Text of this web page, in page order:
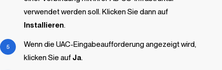
verwendet werden soll. Klicken Sie dann auf
Installieren.
Wenn die UAC-Eingabeaufforderung angezeigt wird,
klicken Sie auf Ja.